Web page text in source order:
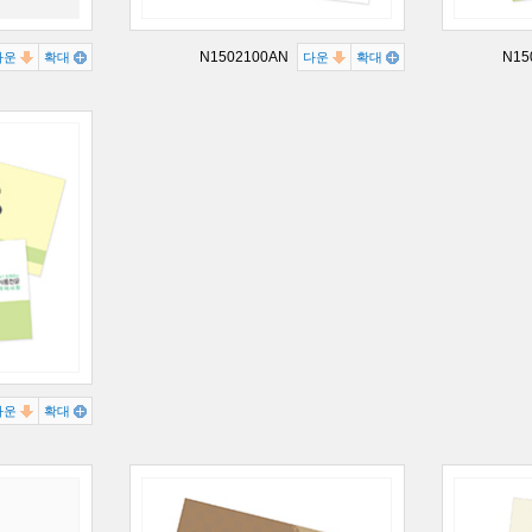
운 확대 N1502100AN 다운 확대
운 확대